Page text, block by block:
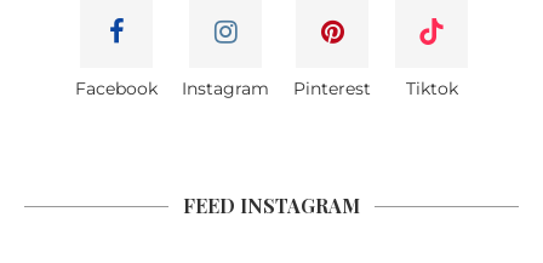
Facebook Instagram Pinterest Tiktok
FEED INSTAGRAM